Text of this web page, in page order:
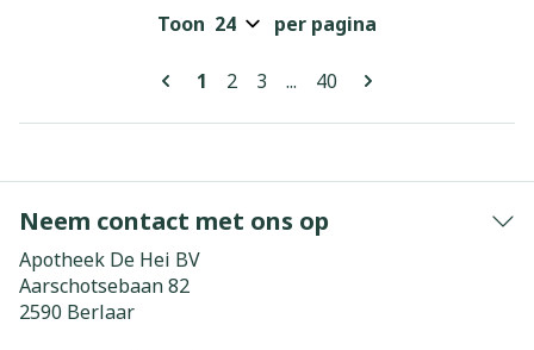
Pagina's
U lees momenteel pagina
1 Pagina
2 Pagina
3 ... Pagina
40
Toon per pagina
Neem contact met ons op
Apotheek De Hei BV
Aarschotsebaan 82
2590 Berlaar